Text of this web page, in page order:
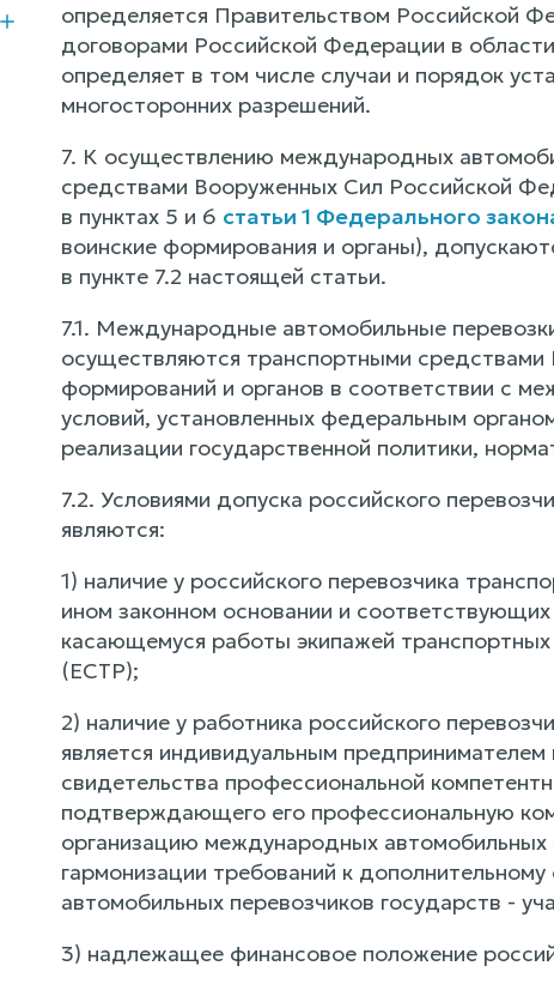
определяется Правительством Российской
договорами Российской Федерации в
определяет в том числе случаи и порядок
многосторонних разрешений.
7. К осуществлению международных
средствами Вооруженных Сил Российской
в пунктах 5 и 6 статьи 1 Федерального
воинские формирования и органы),
в пункте 7.2 настоящей статьи.
7.1. Международные автомобильные
осуществляются транспортными
формирований и органов в соответствии с
условий, установленных федеральным
реализации государственной политики,
7.2. Условиями допуска российского
являются:
1) наличие у российского перевозчика
ином законном основании и
касающемуся работы экипажей
(ЕСТР);
2) наличие у работника российского
является индивидуальным
свидетельства профессиональной
подтверждающего его профессиональную
организацию международных
гармонизации требований к
автомобильных перевозчиков государств -
3) надлежащее финансовое положение